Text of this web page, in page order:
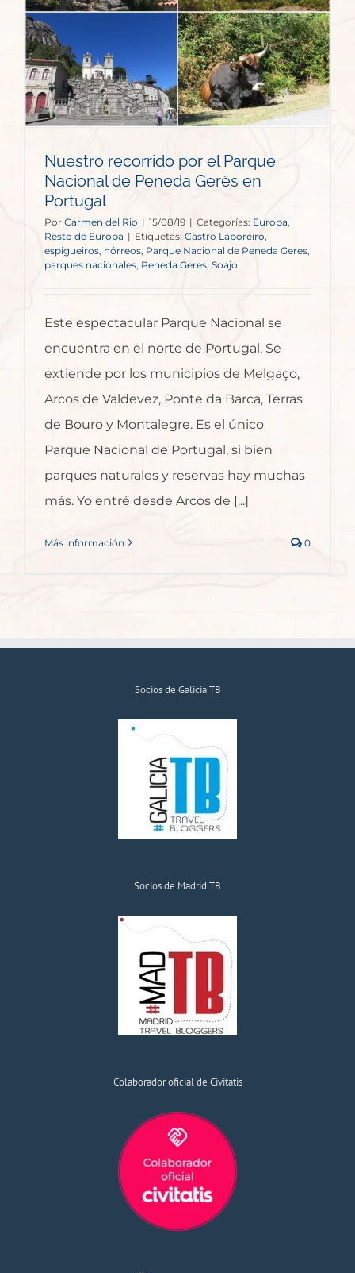
Nuestro recorrido por el Parque
Nacional de Peneda Gerês en
Portugal
Por Carmen del Rio | 15/08/19 | Categorías: Europa,
Resto de Europa | Etiquetas: Castro Laboreiro,
espigueiros, hórreos, Parque Nacional de Peneda Geres
parques nacionales Peneda Geres, Soajo
Este espectacular Parque Nacional se
encuentra en el norte de Portugal. Se
extiende por los municipios de Melgaço,
Arcos de Valdevez, Ponte da Barca, Terras
de Bouro y Montalegre. Es el único
Parque Nacional de Portugal, si bien
parques naturales y reservas hay muchas
más. Yo entré desde Arcos de [...]
Más información 0
Socios de Galicia TB
Socios de Madrid TB
Colaborador oficial de Civitatis